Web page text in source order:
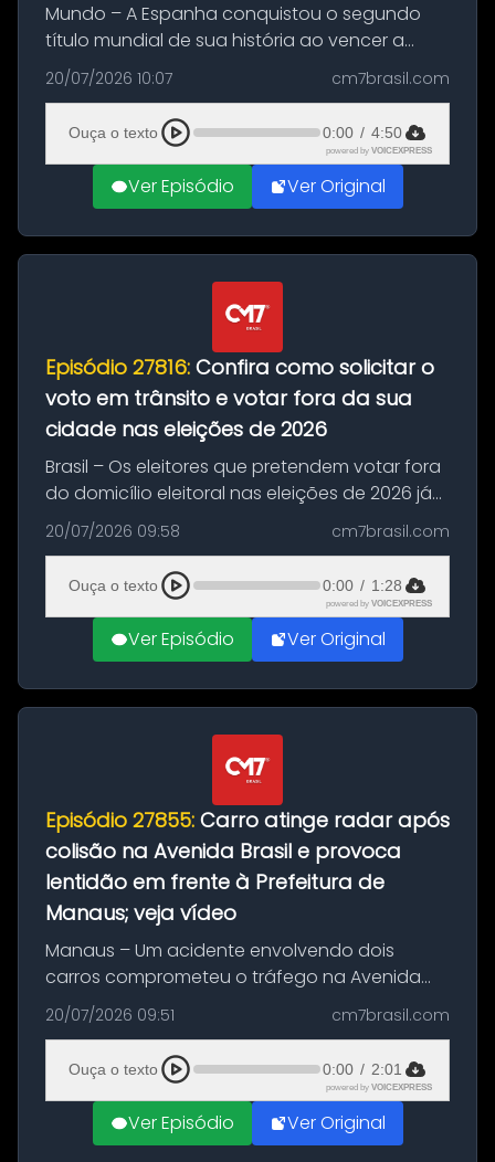
Mundo – A Espanha conquistou o segundo
título mundial de sua história ao vencer a
Argentina por 1 a 0, neste domingo (19), na
decisão da Copa do Mundo de 2026. Depois
de um duelo sem gols durante o te...
20/07/2026 10:07 cm7brasil.com
Ouça o texto 0:00 / 4:50
powered by VOICEXPRESS
Ver Episódio Ver Original
Episódio 27816: Confira como solicitar o
voto em trânsito e votar fora da sua
cidade nas eleições de 2026
Brasil – Os eleitores que pretendem votar fora
do domicílio eleitoral nas eleições de 2026 já
podem solicitar o voto em trânsito a partir
desta segunda-feira (20). O pedido pode ser
feito até 20 de ag...
20/07/2026 09:58 cm7brasil.com
Ouça o texto 0:00 / 1:28
powered by VOICEXPRESS
Ver Episódio Ver Original
Episódio 27855: Carro atinge radar após
colisão na Avenida Brasil e provoca
lentidão em frente à Prefeitura de
Manaus; veja vídeo
Manaus – Um acidente envolvendo dois
carros comprometeu o tráfego na Avenida
Brasil durante a manhã desta segunda-feira
(20), em frente ao complexo da Prefeitura de
Manaus, na Zona Oeste. A batida ter...
20/07/2026 09:51 cm7brasil.com
Ouça o texto 0:00 / 2:01
powered by VOICEXPRESS
Ver Episódio Ver Original